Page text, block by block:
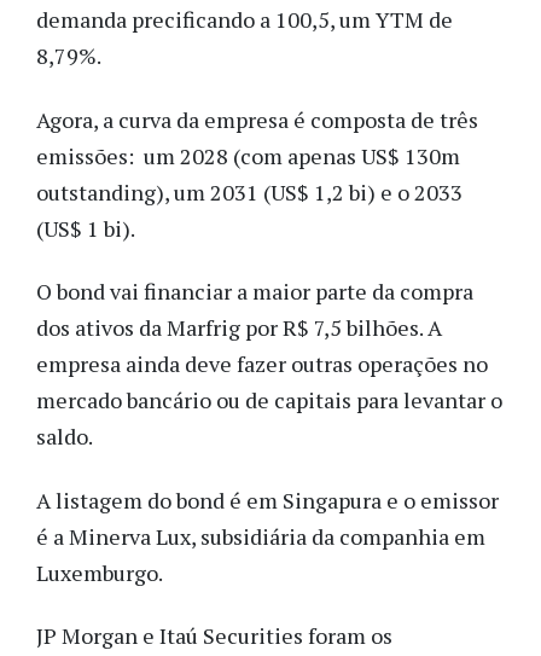
demanda precificando a 100,5, um YTM de
8,79%.
Agora, a curva da empresa é composta de três
emissões: um 2028 (com apenas US$ 130m
outstanding), um 2031 (US$ 1,2 bi) e o 2033
(US$ 1 bi).
O bond vai financiar a maior parte da compra
dos ativos da Marfrig por R$ 7,5 bilhões. A
empresa ainda deve fazer outras operações no
mercado bancário ou de capitais para levantar o
saldo.
A listagem do bond é em Singapura e o emissor
é a Minerva Lux, subsidiária da companhia em
Luxemburgo.
JP Morgan e Itaú Securities foram os